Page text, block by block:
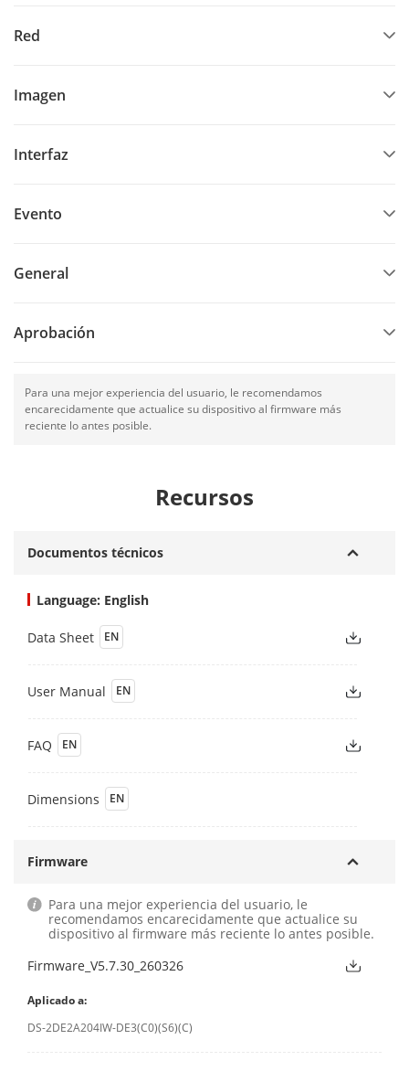
Red
Imagen
Interfaz
Evento
General
Aprobación
Para una mejor experiencia del usuario, le recomendamos
encarecidamente que actualice su dispositivo al firmware más
reciente lo antes posible.
Recursos
Documentos técnicos
Language: English
Data Sheet EN
User Manual EN
FAQ EN
Dimensions EN
Firmware
Para una mejor experiencia del usuario, le
recomendamos encarecidamente que actualice su
dispositivo al firmware más reciente lo antes posible.
Firmware_V5.7.30_260326
Aplicado a:
DS-2DE2A204IW-DE3(C0)(S6)(C)